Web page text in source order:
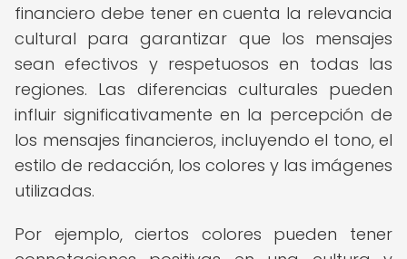
financiero debe tener en cuenta la relevancia
cultural para garantizar que los mensajes
sean efectivos y respetuosos en todas las
regiones. Las diferencias culturales pueden
influir significativamente en la percepción de
los mensajes financieros, incluyendo el tono, el
estilo de redacción, los colores y las imágenes
utilizadas.
Por ejemplo, ciertos colores pueden tener